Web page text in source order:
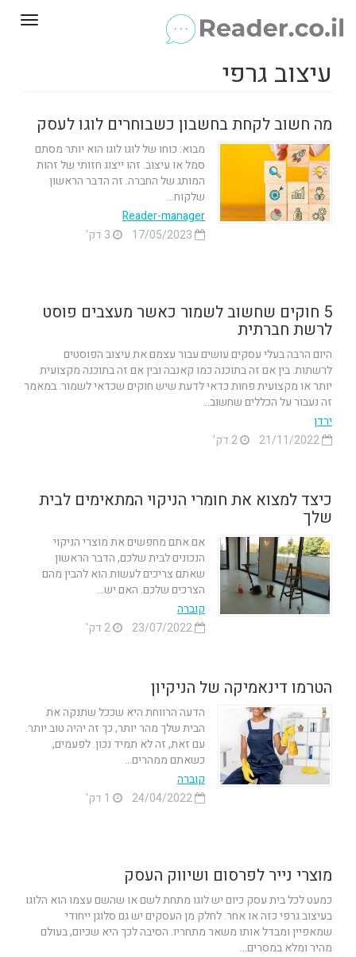
עיצוב גרפי
מה חשוב לקחת בחשבון כשבוחרים לוגו לעסק
מבוא: כוחו של לוגו לוגו הוא יותר מסתם
סמל או עיצוב. זהו ייצוג חזותי של זהות
המותג של החברה. זה הדבר הראשון
שלקוח...
Reader-manager
5 חוקים שחשוב לשמור כאשר מעצבים פוסט
לרשת חברתית
היום הרבה בעלי עסקים עושים עבור עצמם את עיצוב הפוסטים
לרשתות. בין אם זה בתוכנה כמו קאנבה ובין אם זה בתוכנה מקצועית
יותר או מקצועית פחות כדאי לדעת שיש חוקים שכדאי לשמור. במאמר
זה נעבור על הכללים שחשוב...
ירדן
כיצד למצוא את חומרי הניקוי המתאימים לבית
שלך
אם אתם מחפשים את מוצרי הניקוי
הנכונים לבית שלכם, הדבר הראשון
שאתם צריכים לעשות הוא להבין מהם
הצרכים שלכם. האם יש...
קוברה
23/07/2022
2 דק'
הטרמו דינאמיקה של הניקיון
הדעה הרווחת היא שככל שתנקה את
הבית שלך מהר יותר, כך זה יהיה טוב יותר.
עם זאת, זה לא תמיד נכון. לפעמים,
כשאתם ממהרים...
קוברה
24/04/2022
מוצרי נייר לפרסום ושיווק העסק
כמעט לכל בית עסק כיום יש לוגו מתחת לשם או שהשם עצמו הוא הלוגו
בעיצוב גרפי כזה או אחר. לחלק מן העסקים יש גם סלוגן ייחודי
שמאפיין ומבדל אותו משאר מתחריו. הסיבה לכך היא שכיום, בעולם
מהיר ומלא במסרים...